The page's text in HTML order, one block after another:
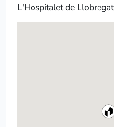
L'Hospitalet de Llobregat